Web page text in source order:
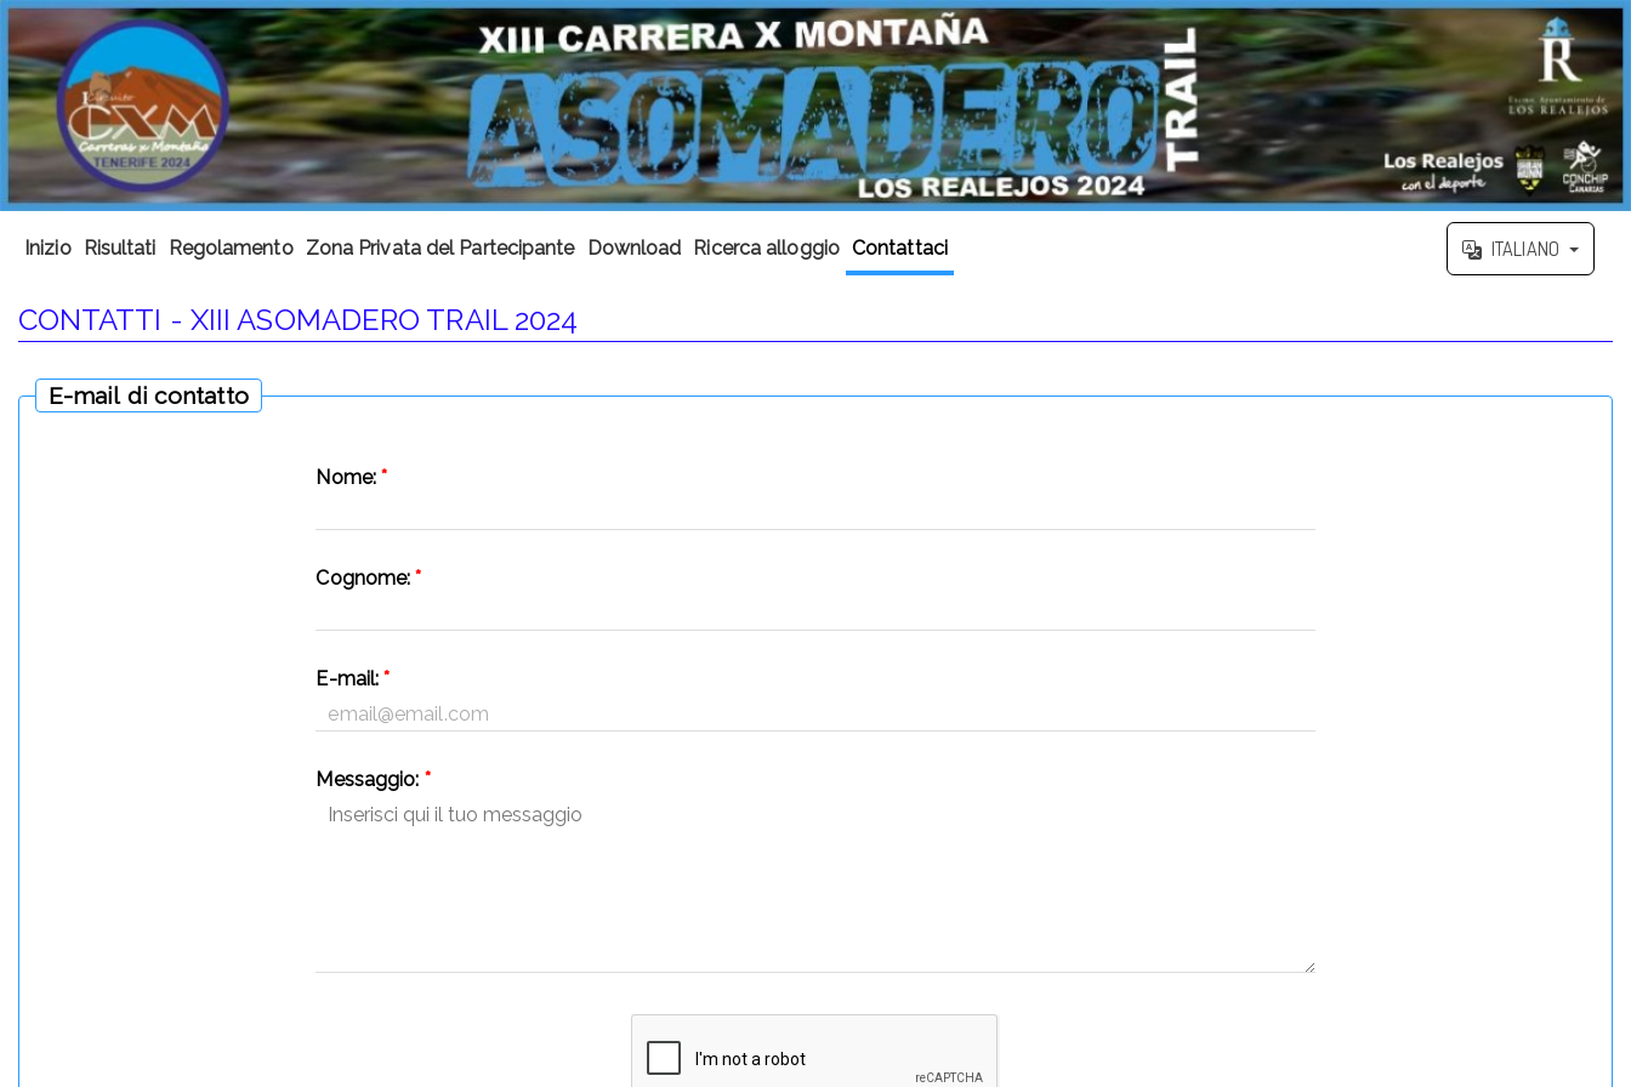
Inizio Risultati Regolamento Zona Privata del Partecipante Download Ricerca alloggio Contattaci ITALIANO
CONTATTI - XIII ASOMADERO TRAIL 2024
E-mail di contatto
Nome:*
Cognome:*
E-mail:*
Messaggio: *